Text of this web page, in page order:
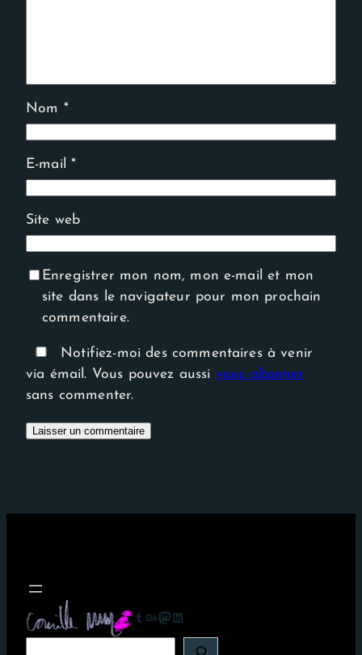
Nom *
E-mail*
Site web
Enregistrer mon nom, mon e-mail et mon
site dans le navigateur pour mon prochain
commentaire.
Notifiez-moi des commentaires à venir
via émail. Vous pouvez aussi vous abonner
sans commenter.
Tumblr Behance Mastodon LinkedIn